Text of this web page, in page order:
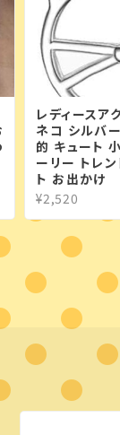
レディースア
ネコ シルバ
的 キュート
ーリー トレ
ト お出か
¥2,520